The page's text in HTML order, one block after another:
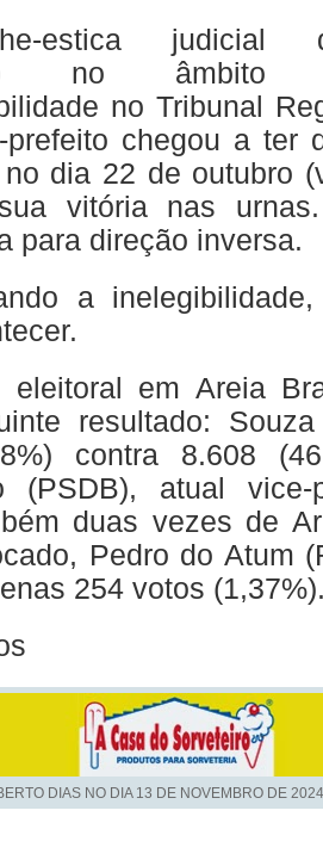
estica judicial
no
no Tribunal
chegou a ter
dia 22 de outubro
vitória nas
para direção inversa.
a
eleitoral em Areia
resultado:
contra 8.608
(PSDB), atual
duas vezes de
Pedro do Atum
254 votos
DIAS NO DIA 13 DE NOVEMBRO DE 2024